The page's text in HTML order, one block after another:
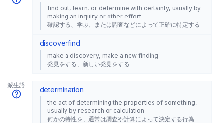
find out, learn, or determine with certainty, usually by
making an inquiry or other effort
確認する、学ぶ、または調査などによって正確に特定する
discoverfind
make a discovery, make a new finding
発見をする、新しい発見をする
派生語
determination
the act of determining the properties of something,
usually by research or calculation
何かの特性を、通常は調査や計算によって決定する行為